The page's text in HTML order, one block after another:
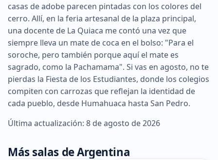
casas de adobe parecen pintadas con los colores del
cerro. Allí, en la feria artesanal de la plaza principal,
una docente de La Quiaca me contó una vez que
siempre lleva un mate de coca en el bolso: "Para el
soroche, pero también porque aquí el mate es
sagrado, como la Pachamama". Si vas en agosto, no te
pierdas la Fiesta de los Estudiantes, donde los colegios
compiten con carrozas que reflejan la identidad de
cada pueblo, desde Humahuaca hasta San Pedro.
Última actualización: 8 de agosto de 2026
Más salas de Argentina